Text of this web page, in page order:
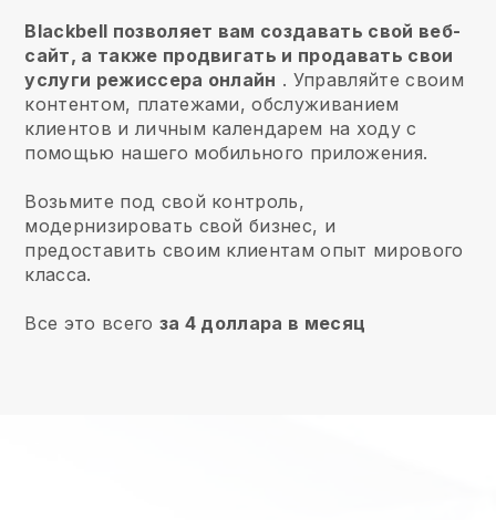
Blackbell позволяет вам создавать свой веб-
сайт, а также продвигать и продавать свои
услуги режиссера онлайн . Управляйте своим
контентом, платежами, обслуживанием
клиентов и личным календарем на ходу с
помощью нашего мобильного приложения.
Возьмите под свой контроль,
модернизировать свой бизнес, и
предоставить своим клиентам опыт мирового
класса.
Все это всего за 4 доллара в месяц